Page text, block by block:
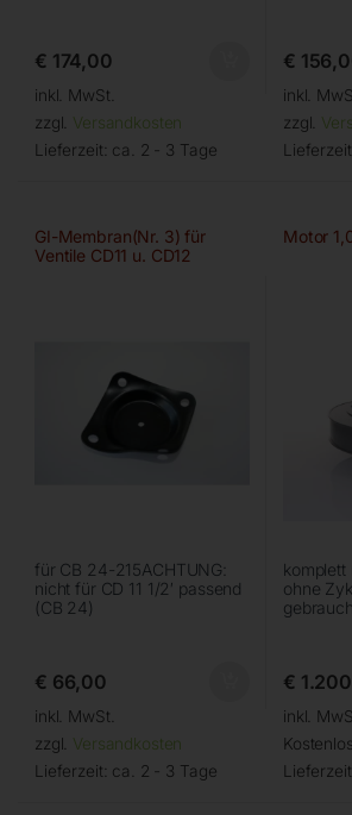
€ 174,00
inkl. MwSt.
zzgl. Versandkosten
Lieferzeit: ca. 2 - 3 Tage
€
inkl.
zzgl.
GI-Membran(Nr. 3) für
Ventile CD11 u. CD12
für CB 24-215ACHTUNG:
nicht für CD 11 1/2′ passend
(CB 24)
€ 66,00
inkl. MwSt.
zzgl. Versandkosten
Lieferzeit: ca. 2 - 3 Tage
Motor
komplett
ohne
€
inkl.